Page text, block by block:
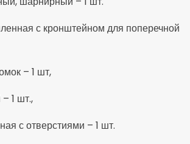
с кронштейном для поперечной
– 1 шт,
1 шт.,
с отверстиями – 1 шт.